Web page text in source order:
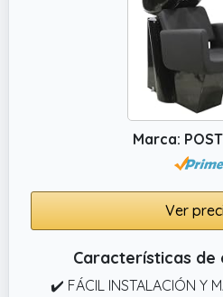
Marca:
Ver
Características
✔️ FÁCIL INSTALACIÓN Y